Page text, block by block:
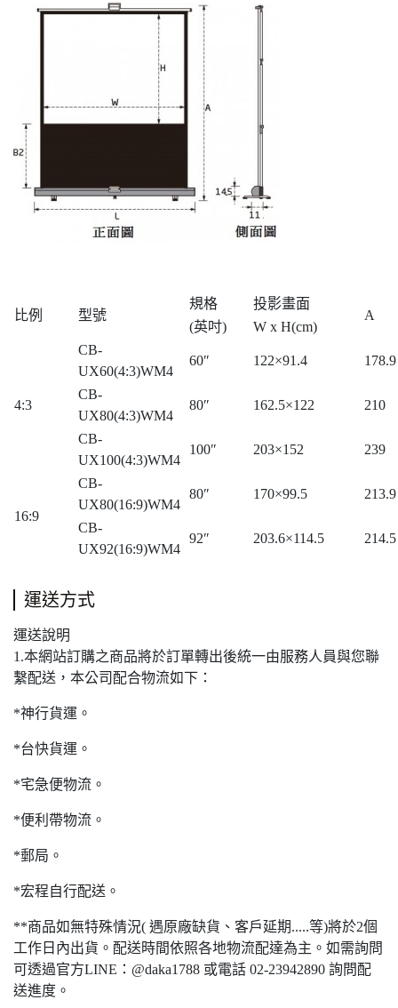
比例 型號
規格 投影畫面
A
(英吋) W x H(cm)
4:3
CB-
UX60(4:3)WM4
60″ 122×91.4 178.9
CB-
UX80(4:3)WM4
80″ 162.5×122 210
CB-
UX100(4:3)WM4
100″ 203×152 239
16:9
CB-
UX80(16:9)WM4
80″ 170×99.5 213.9
CB-
UX92(16:9)WM4
92″ 203.6×114.5 214.5
運送方式
運送說明
1.本網站訂購之商品將於訂單轉出後統一由服務人員與您聯
繫配送，本公司配合物流如下：
*神行貨運。
*台快貨運。
*宅急便物流。
*便利帶物流。
*郵局。
*宏程自行配送。
**商品如無特殊情況( 遇原廠缺貨、客戶延期.....等)將於2個
工作日內出貨。配送時間依照各地物流配達為主。如需詢問
可透過官方LINE：@daka1788 或電話 02-23942890 詢問配
送進度。